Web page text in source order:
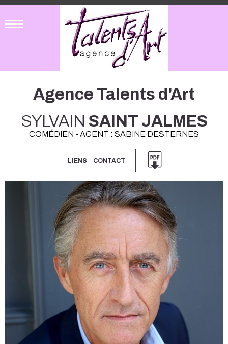
Agence Talents d'Art
SYLVAIN SAINT JALMES
COMÉDIEN - AGENT : SABINE DESTERNES
LIENS CONTACT